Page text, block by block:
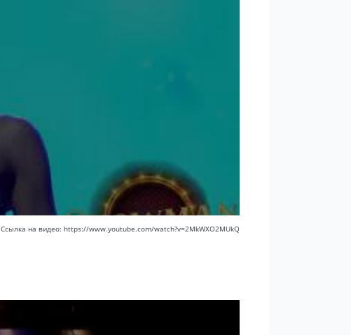
Ссылка на видео: https://www.youtube.com/watch?v=2MkWXO2MUkQ